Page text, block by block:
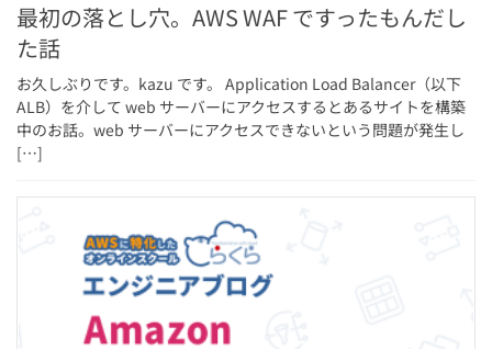
最初の落とし穴。AWS WAF ですったもんだし
た話
お久しぶりです。kazu です。 Application Load Balancer（以下
ALB）を介して web サーバーにアクセスするとあるサイトを構築
中のお話。web サーバーにアクセスできないという問題が発生し
[…]